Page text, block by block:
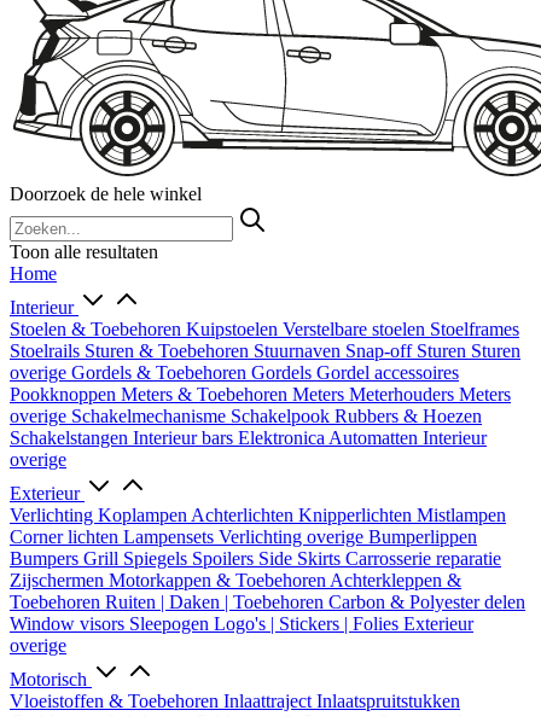
Doorzoek de hele winkel
Toon alle resultaten
Home
Interieur
Stoelen & Toebehoren Kuipstoelen Verstelbare stoelen Stoelframes
Stoelrails Sturen & Toebehoren Stuurnaven Snap-off Sturen Sturen
overige Gordels & Toebehoren Gordels Gordel accessoires
Pookknoppen Meters & Toebehoren Meters Meterhouders Meters
overige Schakelmechanisme Schakelpook Rubbers & Hoezen
Schakelstangen Interieur bars Elektronica Automatten Interieur
overige
Exterieur
Verlichting Koplampen Achterlichten Knipperlichten Mistlampen
Corner lichten Lampensets Verlichting overige Bumperlippen
Bumpers Grill Spiegels Spoilers Side Skirts Carrosserie reparatie
Zijschermen Motorkappen & Toebehoren Achterkleppen &
Toebehoren Ruiten | Daken | Toebehoren Carbon & Polyester delen
Window visors Sleepogen Logo's | Stickers | Folies Exterieur
overige
Motorisch
Vloeistoffen & Toebehoren Inlaattraject Inlaatspruitstukken